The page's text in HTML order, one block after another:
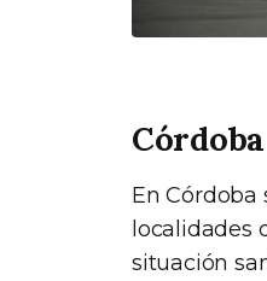
Córdoba
En Córdoba
localidades
situación